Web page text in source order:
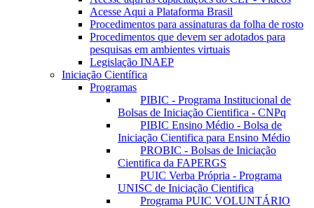
Acesse Aqui a Plataforma Brasil
Procedimentos para assinaturas da folha de rosto
Procedimentos que devem ser adotados para
pesquisas em ambientes virtuais
Legislação INAEP
Iniciação Científica
Programas
PIBIC - Programa Institucional de
Bolsas de Iniciação Cientifica - CNPq
PIBIC Ensino Médio - Bolsa de
Iniciação Cientifica para Ensino Médio
PROBIC - Bolsas de Iniciação
Cientifica da FAPERGS
PUIC Verba Própria - Programa
UNISC de Iniciação Cientifica
Programa PUIC VOLUNTÁRIO